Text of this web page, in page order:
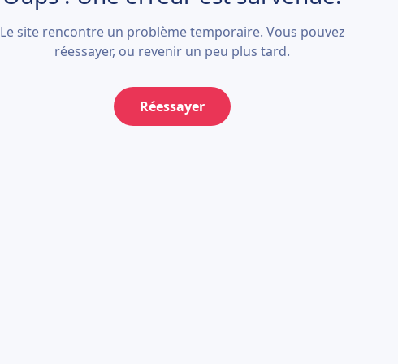
Le site rencontre un problème temporaire. Vous pouvez
réessayer, ou revenir un peu plus tard.
Réessayer